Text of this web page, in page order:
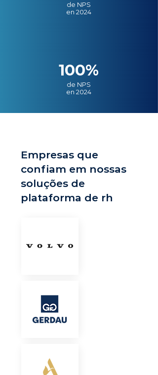
de NPS
en 2024
100%
de NPS
en 2024
Empresas que
confiam em nossas
soluções de
plataforma de rh